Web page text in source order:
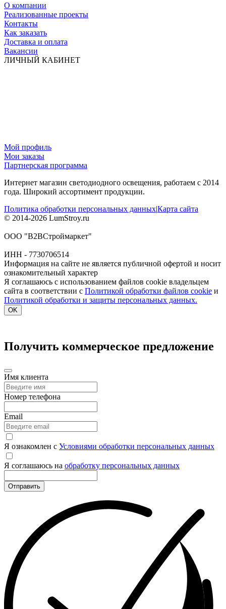
О компании
Реализованные проекты
Контакты
Как заказать
Доставка и оплата
Вакансии
ЛИЧНЫЙ КАБИНЕТ
Мой профиль
Мои заказы
Партнерская программа
Интернет магазин светодиодного освещения, работаем с 2014
года. Широкий ассортимент продукции.
Политика обработки персональных данных|Карта сайта
© 2014-2026 LumStroy.ru
ООО "В2ВСтроймаркет"
ИНН - 7730706514
Информация на сайте не является публичной офертой и носит
ознакомительный характер
Я соглашаюсь с использованием файлов cookie владельцем
сайта в соответствии с Политикой обработки файлов cookie и
Политикой обработки и защиты персональных данных.
OK
Получить коммерческое предложение
Имя клиента
Номер телефона
Email
Я ознакомлен с Условиями обработки персональных данных
Я соглашаюсь на обработку персональных данных
Отправить